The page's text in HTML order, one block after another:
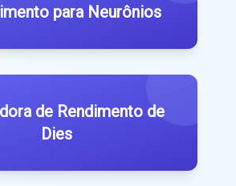
para Neurônios
de Rendimento de
Dies